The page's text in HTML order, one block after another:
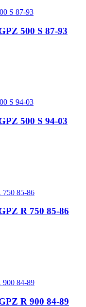
500 S 87-93
500 S 94-03
R 750 85-86
R 900 84-89